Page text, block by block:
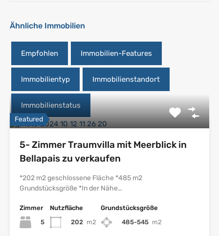
Ähnliche Immobilien
Empfohlen Immobilien-Features
Immobilientyp Immobilienstandort
Immobilienstatus
Featured
5- Zimmer Traumvilla mit Meerblick in
Bellapais zu verkaufen
*202 m2 geschlossene Fläche *485 m2
Grundstücksgröße *In der Nähe…
Zimmer
5
Nutzfläche
202 m2
Grundstücksgröße
485-545 m2